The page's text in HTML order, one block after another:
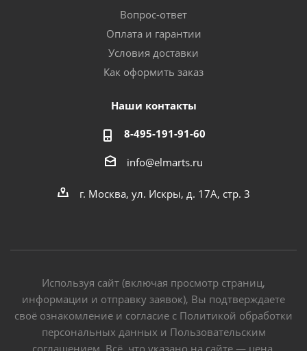
Вопрос-ответ
Оплата и гарантии
Условия доставки
Как оформить заказ
Наши контакты
8-495-191-91-60
info@elmarts.ru
г. Москва, ул. Искры, д. 17А, стр. 3
Используя сайт (включая просмотр страниц,
информации и отправку заявок), Вы подтверждаете
своё ознакомление и согласие с Политикой обработки
персональных данных и Пользовательским
соглашением. Всё, что указано на сайте — цена,